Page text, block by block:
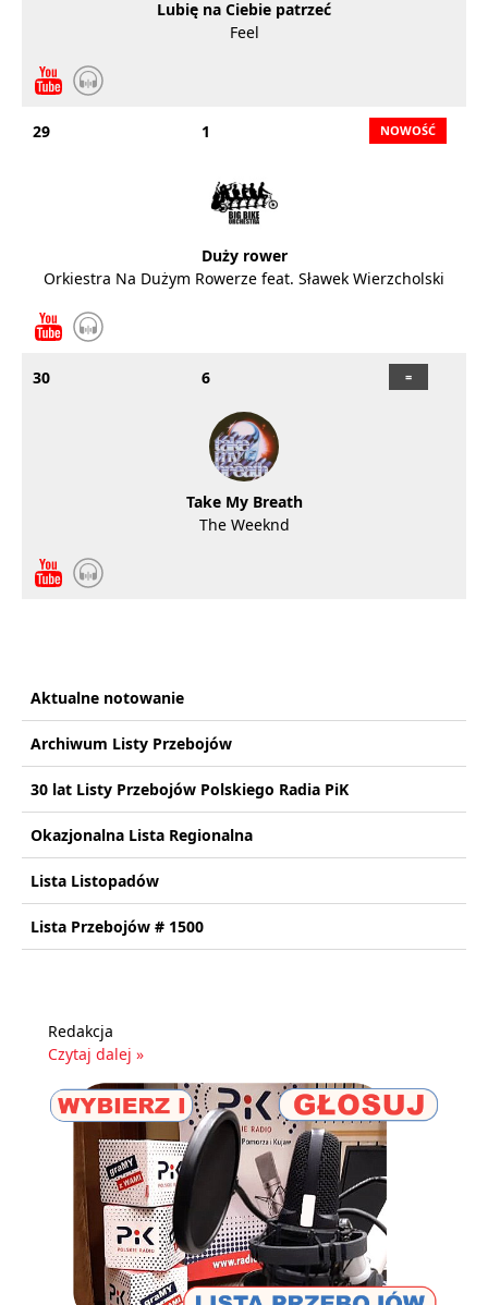
Lubię na Ciebie patrzeć
Feel
29 1
Duży rower
Orkiestra Na Dużym Rowerze feat. Sławek Wierzcholski
30 6
Take My Breath
The Weeknd
Aktualne notowanie
Archiwum Listy Przebojów
30 lat Listy Przebojów Polskiego Radia PiK
Okazjonalna Lista Regionalna
Lista Listopadów
Lista Przebojów # 1500
Redakcja
Czytaj dalej »